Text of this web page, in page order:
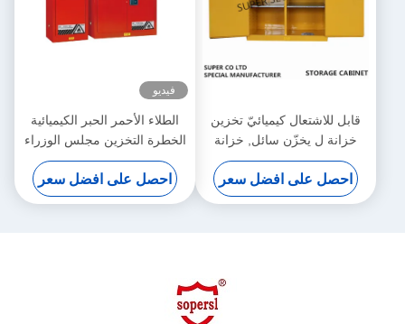
قابل للاشتعال كيميائيّ تخزين
خزانة ل يخزّن سائل, خزانة
خطر
احصل على افضل سعر
فيديو
الطلاء الأحمر الحبر الكيميائية
الخطرة التخزين مجلس الوزراء
لتخزين الطلاء، الحبر
احصل على افضل سعر